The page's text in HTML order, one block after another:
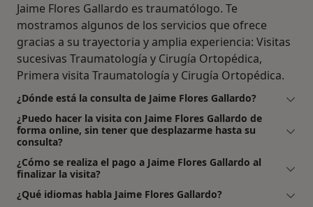
Jaime Flores Gallardo es traumatólogo. Te
mostramos algunos de los servicios que ofrece
gracias a su trayectoria y amplia experiencia: Visitas
sucesivas Traumatología y Cirugía Ortopédica,
Primera visita Traumatología y Cirugía Ortopédica.
¿Dónde está la consulta de Jaime Flores Gallardo?
¿Puedo hacer la visita con Jaime Flores Gallardo de
forma online, sin tener que desplazarme hasta su
consulta?
¿Cómo se realiza el pago a Jaime Flores Gallardo al
finalizar la visita?
¿Qué idiomas habla Jaime Flores Gallardo?